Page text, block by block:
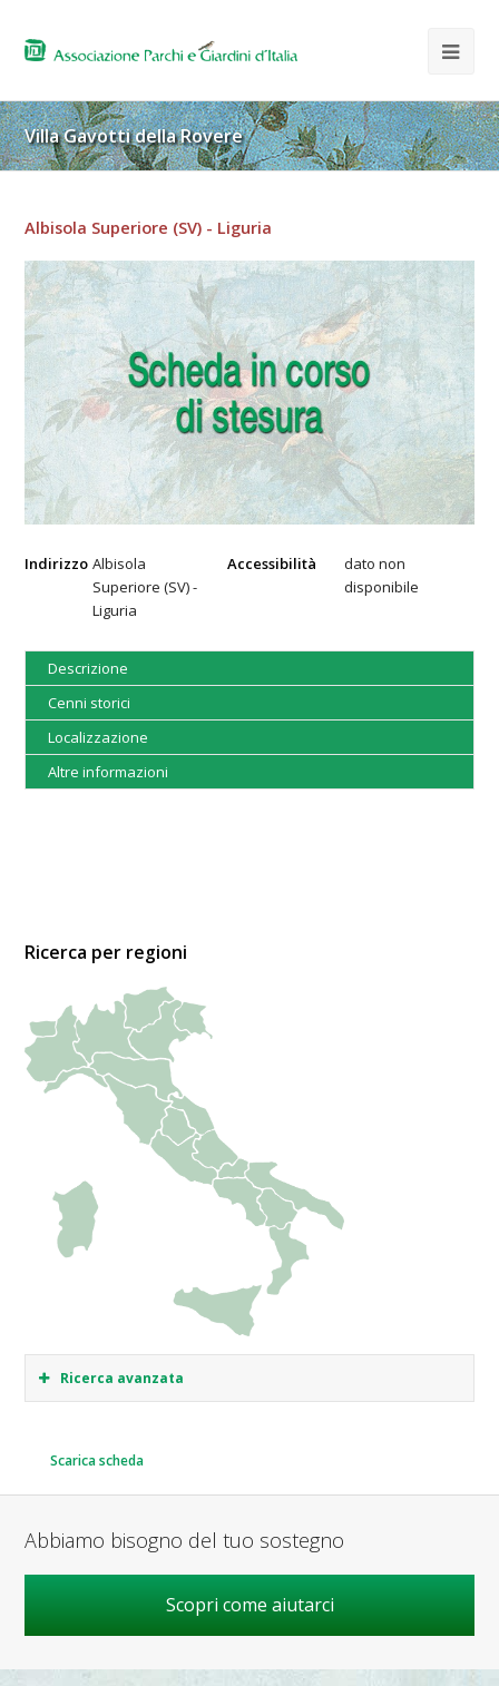
Villa Gavotti della Rovere
Albisola Superiore (SV) - Liguria
Indirizzo Albisola
Superiore (SV) -
Liguria
Accessibilità
dato non
disponibile
Descrizione
Cenni storici
Localizzazione
Altre informazioni
Ricerca per regioni
Ricerca avanzata
Scarica scheda
Abbiamo bisogno del tuo sostegno
Scopri come aiutarci